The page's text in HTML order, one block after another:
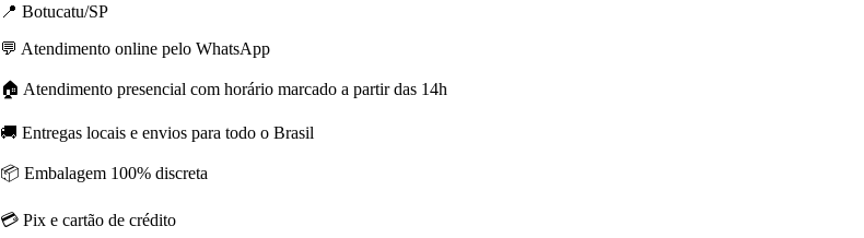
📍 Botucatu/SP
💬 Atendimento online pelo WhatsApp
🏠 Atendimento presencial com horário marcado a partir das 14h
🚚 Entregas locais e envios para todo o Brasil
📦 Embalagem 100% discreta
💳 Pix e cartão de crédito